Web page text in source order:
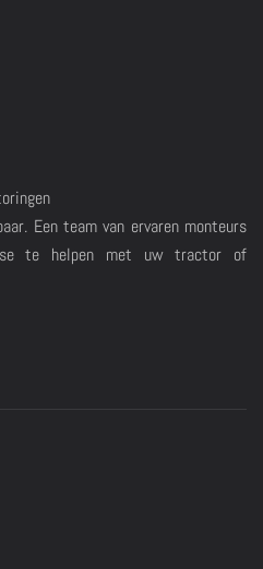
Een team van ervaren monteurs
te helpen met uw tractor of